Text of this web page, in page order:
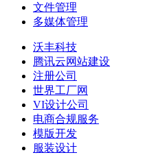
文件管理
多媒体管理
沃丰科技
腾讯云网站建设
注册公司
世界工厂网
VI设计公司
电商合规服务
模版开发
服装设计